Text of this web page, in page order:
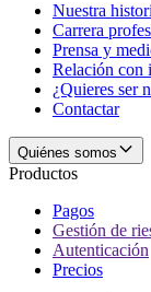
Nuestra
Carrera
Prensa y
Relación con
¿Quieres ser
Contactar
Quiénes somos
Productos
Pagos
Gestión de
Autenticación
Precios